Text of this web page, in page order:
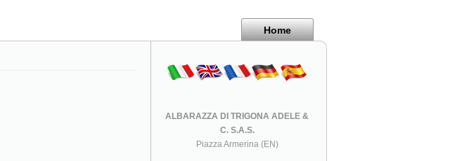
Home
ALBARAZZA DI TRIGONA ADELE &
C. S.A.S.
Piazza Armerina (EN)